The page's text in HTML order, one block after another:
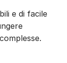
e di facile